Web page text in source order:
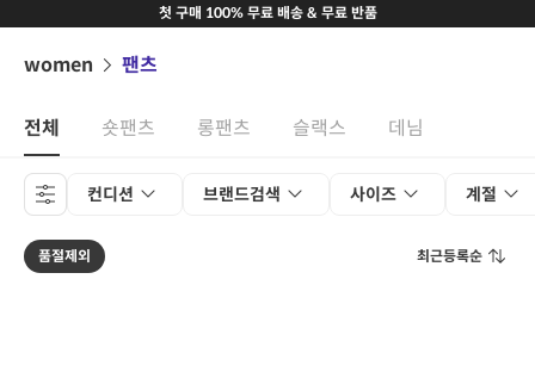
첫 구매 100% 무료 배송 & 무료 반품
women 팬츠
전체 숏팬츠 롱팬츠 슬랙스 데님
컨디션 브랜드검색 사이즈 계절
품절제외 최근등록순